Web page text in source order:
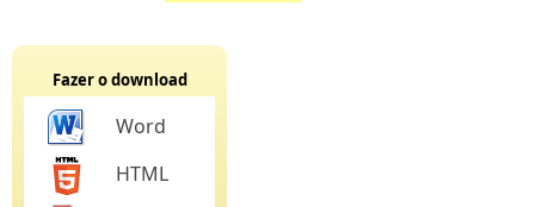
Fazer o download
Word
HTML